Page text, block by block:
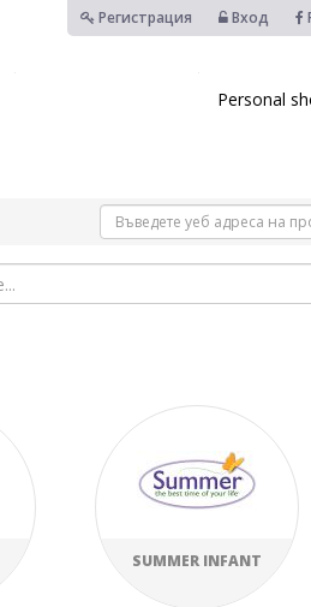
Регистрация Вход
Personal
SUMMER INFANT